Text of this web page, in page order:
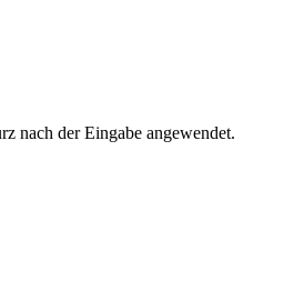
nach der Eingabe angewendet.